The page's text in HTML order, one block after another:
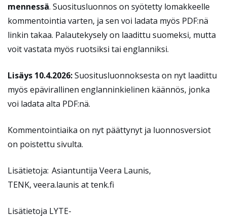
mennessä. Suositusluonnos on syötetty lomakkeelle
kommentointia varten, ja sen voi ladata myös PDF:nä
linkin takaa. Palautekysely on laadittu suomeksi, mutta
voit vastata myös ruotsiksi tai englanniksi.
Lisäys 10.4.2026:Suositusluonnoksesta on nyt laadittu
myös epävirallinen englanninkielinen käännös, jonka
voi ladata alta PDF:nä.
Kommentointiaika on nyt päättynyt ja luonnosversiot
on poistettu sivulta.
Lisätietoja: Asiantuntija Veera Launis,
TENK, veera.launis at tenk.fi
Lisätietoja LYTE-